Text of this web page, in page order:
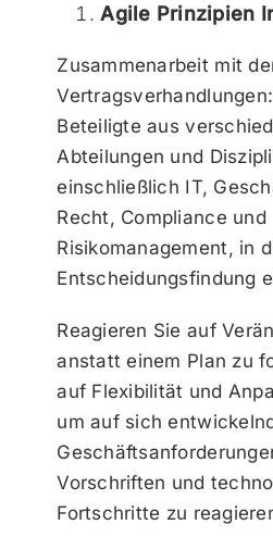
Agile Prinzipien
Zusammenarbeit mit
Beteiligte aus
Abteilungen und
einschließlich IT,
Recht, Compliance und
Risikomanagement, in
Entscheidungsfindung
Reagieren Sie auf
anstatt einem Plan zu
auf Flexibilität und
um auf sich
Vorschriften und
Fortschritte zu